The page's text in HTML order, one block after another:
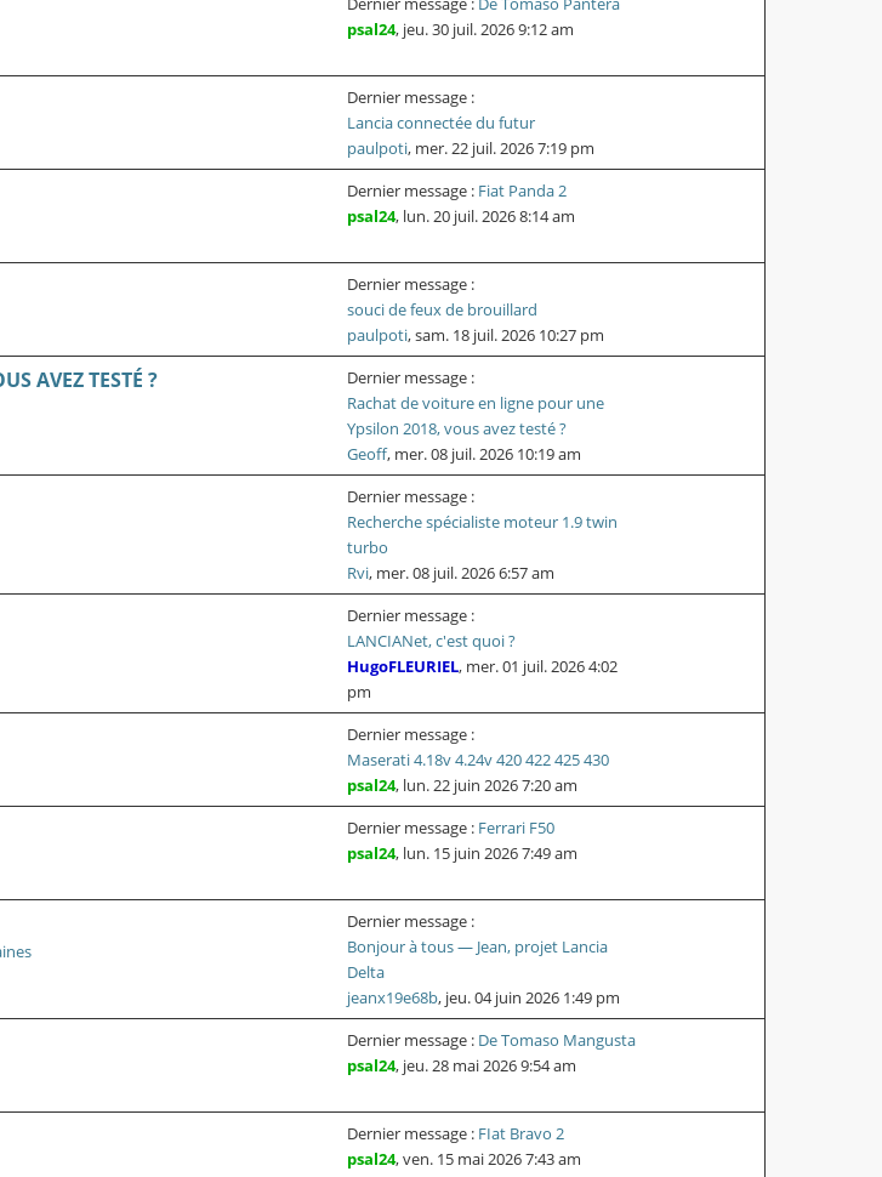
psal24, jeu. 30 juil. 2026 9:12 am
Dernier message :
Lancia connectée du futur
paulpoti, mer. 22 juil. 2026 7:19 pm
Dernier message : Fiat Panda 2
psal24, lun. 20 juil. 2026 8:14 am
Dernier message :
souci de feux de brouillard
paulpoti,sam. 18 juil. 2026 10:27 pm
AVEZ TESTÉ ?
Dernier message :
Rachat de voiture en ligne pour une
Ypsilon 2018, vous avez testé ?
Geoff, mer. 08 juil. 2026 10:19 am
Dernier message :
Recherche spécialiste moteur 1.9 twin
turbo
Rvi, mer. 08 juil. 2026 6:57 am
Dernier message :
LANCIANet, c'est quoi ?
HugoFLEURIEL, mer. 01 juil. 2026 4:02
pm
Dernier message :
Maserati 4.18v 4.24v 420 422 425 430
psal24, lun. 22 juin 2026 7:20 am
Dernier message : Ferrari F50
psal24, lun. 15 juin 2026 7:49 am
Dernier message :
Bonjour à tous — Jean, projet Lancia
Delta
jeanx19e68b, jeu. 04 juin 2026 1:49 pm
Dernier message : De Tomaso Mangusta
psal24, jeu. 28 mai 2026 9:54 am
Dernier message : FIat Bravo 2
psal24,ven. 15 mai 2026 7:43 am